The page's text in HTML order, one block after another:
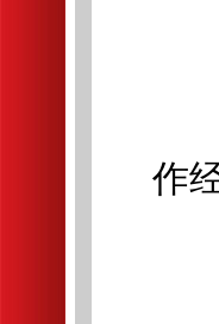
1.
2.
作
3.